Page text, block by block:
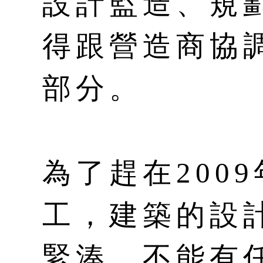
得跟營造商協
部分。
為了趕在2009
工，建築的設